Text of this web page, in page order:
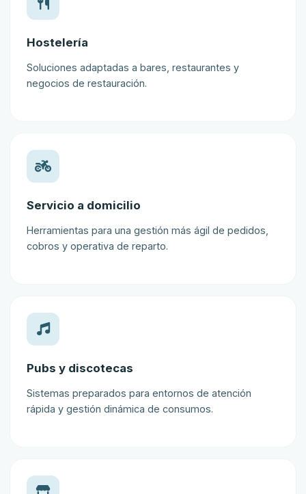
Hostelería
Soluciones adaptadas a bares, restaurantes y
negocios de restauración.
Servicio a domicilio
Herramientas para una gestión más ágil de pedidos,
cobros y operativa de reparto.
Pubs y discotecas
Sistemas preparados para entornos de atención
rápida y gestión dinámica de consumos.